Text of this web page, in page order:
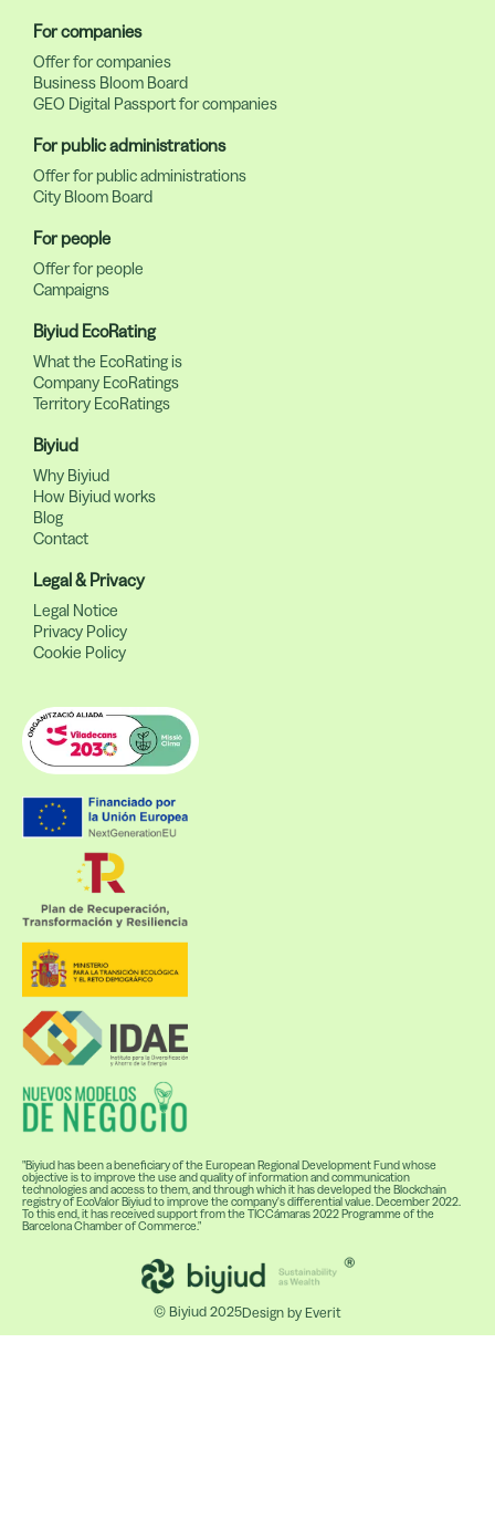
For companies
Offer for companies
Business Bloom Board
GEO Digital Passport for companies
For public administrations
Offer for public administrations
City Bloom Board
For people
Offer for people
Campaigns
Biyiud EcoRating
What the EcoRating is
Company EcoRatings
Territory EcoRatings
Biyiud
Why Biyiud
How Biyiud works
Blog
Contact
Legal & Privacy
Legal Notice
Privacy Policy
Cookie Policy
"Biyiud has been a beneficiary of the European Regional Development Fund whose
objective is to improve the use and quality of information and communication
technologies and access to them, and through which it has developed the Blockchain
registry of EcoValor Biyiud to improve the company's differential value. December 2022.
To this end, it has received support from the TICCámaras 2022 Programme of the
Barcelona Chamber of Commerce."
© Biyiud 2025Design by Everit